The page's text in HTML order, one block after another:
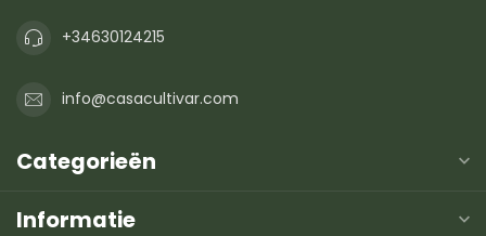
+34630124215
info@casacultivar.com
Categorieën
Informatie